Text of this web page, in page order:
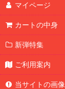
マイページ
カートの中身
新弾特集
ご利用案内
当サイトの画